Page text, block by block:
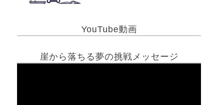
YouTube動画
崖から落ちる夢の挑戦メッセージ